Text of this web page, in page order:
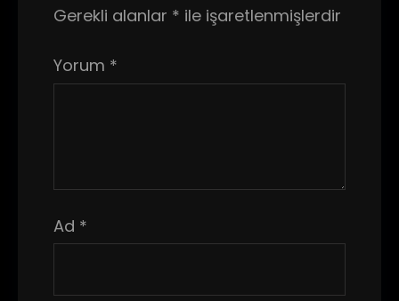
Gerekli alanlar * ile işaretlenmişlerdir
Yorum *
Ad *